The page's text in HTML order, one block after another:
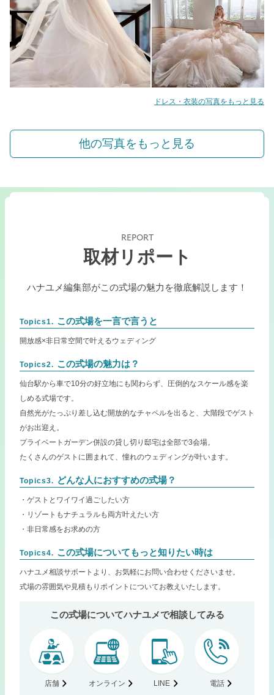
ドレス・衣装の写真をもっと見る
他の写真をもっと見る
REPORT
取材リポート
ハナユメ編集部がこの式場の魅力を徹底解説します！
Topics1. この式場を一言で言うと
開放感×非日常空間で叶えるウェディング
Topics2. この式場の魅力は？
仙台駅から車で10分の好立地にも関わらず、圧倒的なスケール感を楽
しめる式場です。
自然光がたっぷり差し込む開放的なチャペルを出ると、大階段でゲスト
がお出迎え。
プライベートガーデン併設の貸し切り邸宅は全部で3会場。
たくさんのゲストに囲まれて、憧れのウェディングが叶います。
Topics3. どんな人におすすめの式場？
・ゲストとワイワイ過ごしたい方
・リゾートもナチュラルも両方叶えたい方
・非日常感をお求めの方
Topics4. この式場についてもっと知りたい時は
ハナユメ相談サポートより、お気軽にお問い合わせくださいませ。
式場の雰囲気や見積もりポイントについてお教えいたします。
この式場についてハナユメで相談してみる
店舗 オンライン LINE 電話